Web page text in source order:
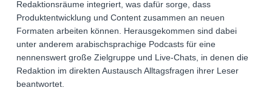
Redaktionsräume integriert, was dafür sorge, dass
Produktentwicklung und Content zusammen an neuen
Formaten arbeiten können. Herausgekommen sind dabei
unter anderem arabischsprachige Podcasts für eine
nennenswert große Zielgruppe und Live-Chats, in denen die
Redaktion im direkten Austausch Alltagsfragen ihrer Leser
beantwortet.